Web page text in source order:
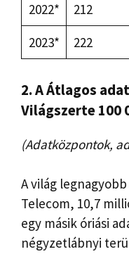
2022*
212
2023*
222
2. AÁtlagos
Világszerte 100
(Adatközpontok,
A világ
Telecom, 10,7
egy másik óriási
négyzetlábnyi